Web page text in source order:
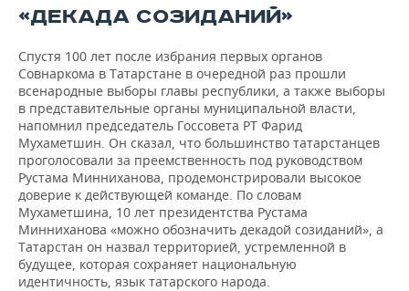
«ДЕКАДА СОЗИДАНИЙ»
Спустя 100 лет после избрания первых органов
Совнаркома в Татарстане в очередной раз прошли
всенародные выборы главы республики, а также выборы
в представительные органы муниципальной власти,
напомнил председатель Госсовета РТ Фарид
Мухаметшин. Он сказал, что большинство татарстанцев
проголосовали за преемственность под руководством
Рустама Минниханова, продемонстрировали высокое
доверие к действующей команде. По словам
Мухаметшина, 10 лет президентства Рустама
Минниханова «можно обозначить декадой созиданий», а
Татарстан он назвал территорией, устремленной в
будущее, которая сохраняет национальную
идентичность, язык татарского народа.